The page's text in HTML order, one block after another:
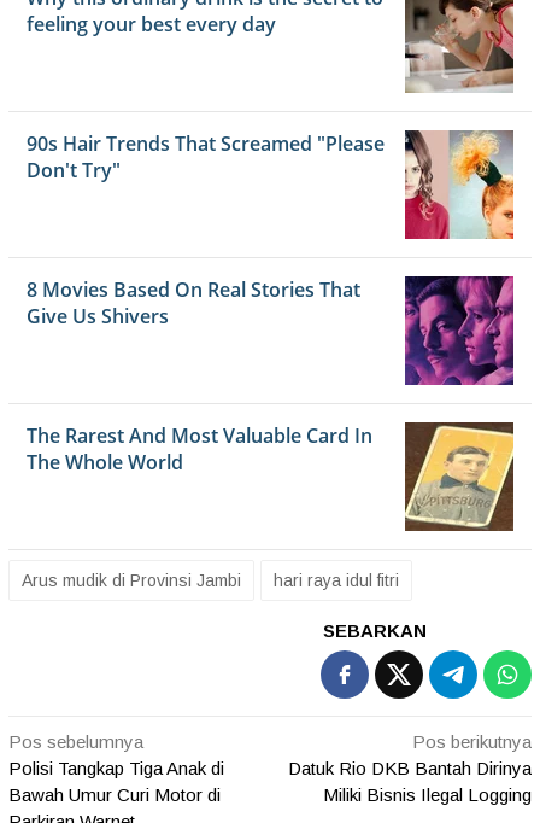
Arus mudik di Provinsi Jambi hari raya idul fitri
SEBARKAN
Navigasi
pos
Pos sebelumnya
Polisi Tangkap Tiga Anak di
Bawah Umur Curi Motor di
Pos berikutnya
Datuk Rio DKB Bantah Dirinya
Miliki Bisnis Ilegal Logging